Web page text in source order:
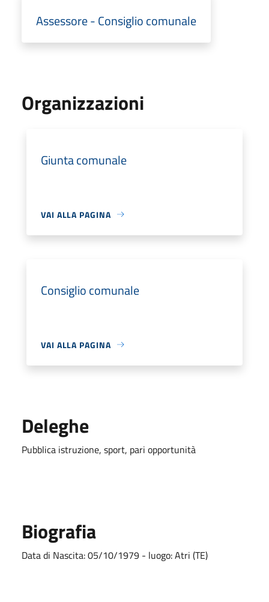
Assessore - Consiglio comunale
Organizzazioni
Giunta comunale
VAI ALLA PAGINA
Consiglio comunale
VAI ALLA PAGINA
Deleghe
Pubblica istruzione, sport, pari opportunità
Biografia
Data di Nascita: 05/10/1979 - luogo: Atri (TE)